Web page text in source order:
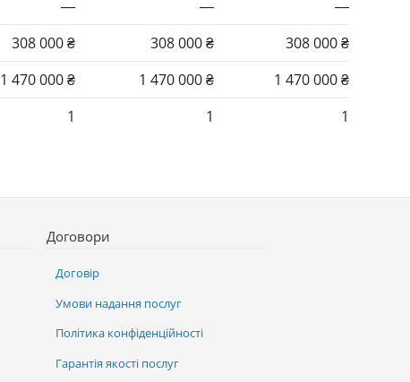
— —
—
308 000 ₴ 308 000 ₴
308 000 ₴
1 470 000 ₴ 1 470 000 ₴
1 470 000 ₴
1 1 1
Договори
Договір
Умови надання послуг
Політика конфіденційності
Гарантія якості послуг